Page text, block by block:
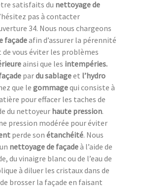
satisfaits du nettoyage de
pas à contacter
34. Nous nous chargeons
façadeafin d’assurer la pérennité
vous éviter les problèmes
ainsi que les intempéries.
pardu sablageet l’hydro
que legommagequi consiste à
pour effacer les taches de
du nettoyeur haute pression.
pression modérée pour éviter
perde son étanchéité. Nous
nettoyage de façadeà l’aide de
du vinaigre blanc ou de l’eau de
à diluer les cristaux dans de
de brosser la façade en faisant